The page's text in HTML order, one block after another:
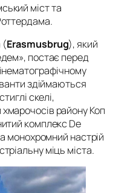
міст та
(Erasmusbrug), який
постає перед
здіймаються
скелі,
району Коп
комплекс De
монохромний настрій
міць міста.